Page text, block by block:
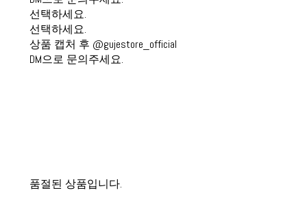
선택하세요.
선택하세요.
상품 캡처 후 @gujestore_official
DM으로 문의주세요.
품절된 상품입니다.